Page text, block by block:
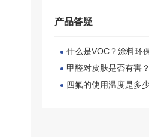
产品答疑
什么是VOC？涂料环
甲醛对皮肤是否有害
四氟的使用温度是多